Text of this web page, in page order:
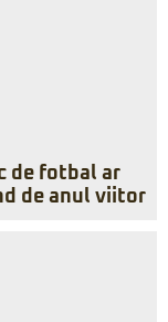
de fotbal ar
de anul viitor